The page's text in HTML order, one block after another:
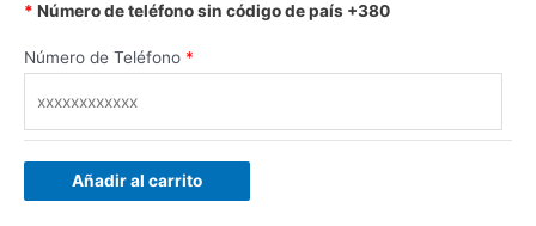
* Número de teléfono sin código de país +380
Número de Teléfono *
Añadir al carrito